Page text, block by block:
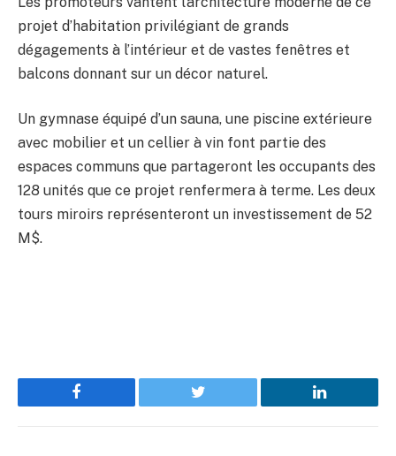
projet d’habitation privilégiant de grands
dégagements à l’intérieur et de vastes fenêtres et
balcons donnant sur un décor naturel.
Un gymnase équipé d’un sauna, une piscine extérieure
avec mobilier et un cellier à vin font partie des
espaces communs que partageront les occupants des
128 unités que ce projet renfermera à terme. Les deux
tours miroirs représenteront un investissement de 52
M$.
Facebook Twitter LinkedIn